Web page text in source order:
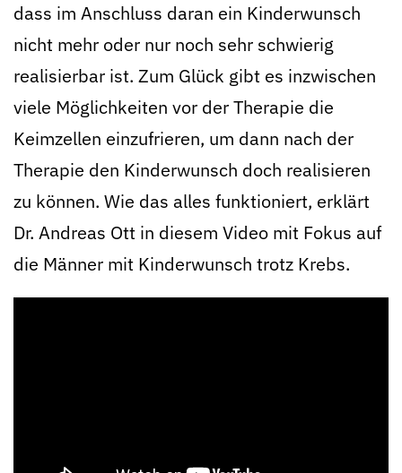
dass im Anschluss daran ein Kinderwunsch
nicht mehr oder nur noch sehr schwierig
realisierbar ist. Zum Glück gibt es inzwischen
viele Möglichkeiten vor der Therapie die
Keimzellen einzufrieren, um dann nach der
Therapie den Kinderwunsch doch realisieren
zu können. Wie das alles funktioniert, erklärt
Dr. Andreas Ott in diesem Video mit Fokus auf
die Männer mit Kinderwunsch trotz Krebs.